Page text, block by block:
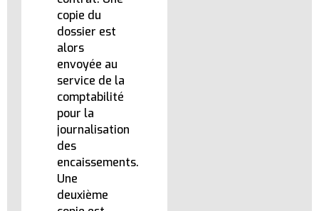
copie du
dossier est
alors
envoyée au
service de la
comptabilité
pour la
journalisation
des
encaissements.
Une
deuxième